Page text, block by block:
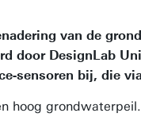
van de
door DesignLab
sensoren bij, die
hoog